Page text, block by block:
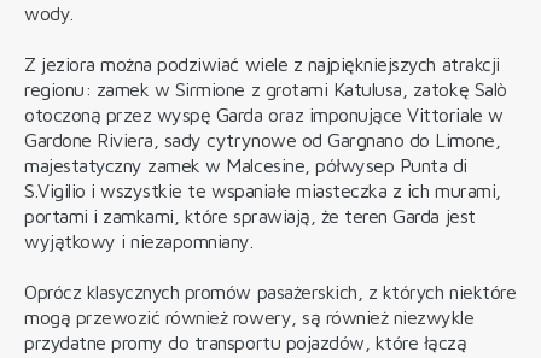
wody.
Z jeziora można podziwiać wiele z najpiękniejszych atrakcji
regionu: zamek w Sirmione z grotami Katulusa, zatokę Salò
otoczoną przez wyspę Garda oraz imponujące Vittoriale w
Gardone Riviera, sady cytrynowe od Gargnano do Limone,
majestatyczny zamek w Malcesine, półwysep Punta di
S.Vigilio i wszystkie te wspaniałe miasteczka z ich murami,
portami i zamkami, które sprawiają, że teren Garda jest
wyjątkowy i niezapomniany.
Oprócz klasycznych promów pasażerskich, z których niektóre
mogą przewozić również rowery, są również niezwykle
przydatne promy do transportu pojazdów, które łączą